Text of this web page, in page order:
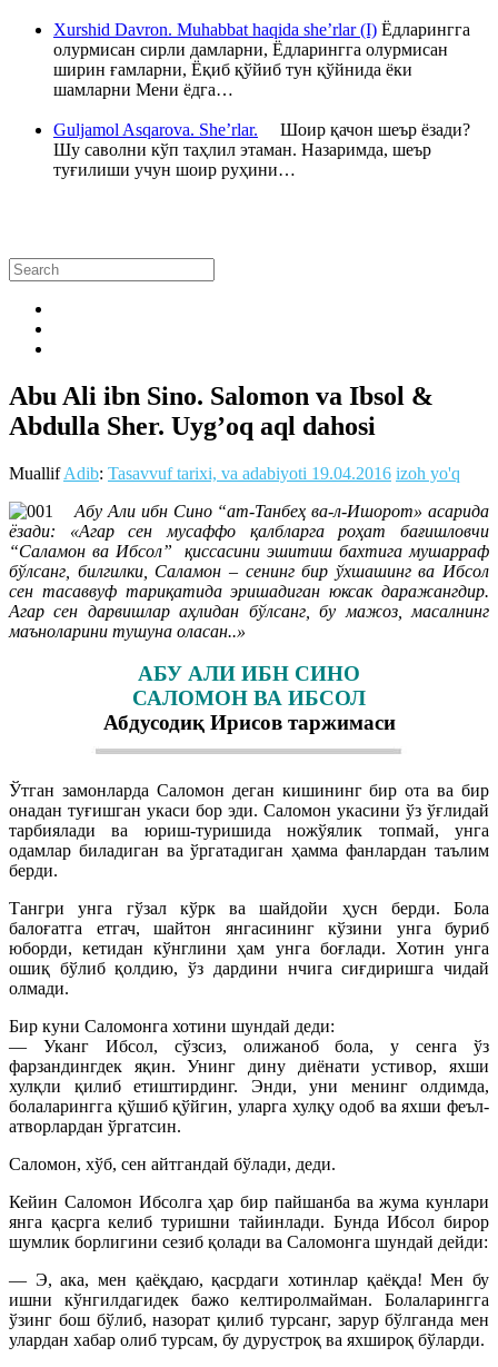
Xurshid Davron. Muhabbat haqida she’rlar (I) Ёдларингга
олурмисан сирли дамларни, Ёдларингга олурмисан
ширин ғамларни, Ёқиб қўйиб тун қўйнида ёки
шамларни Мени ёдга…
Guljamol Asqarova. She’rlar. Шоир қачон шеър ёзади?
Шу саволни кўп таҳлил этаман. Назаримда, шеър
туғилиши учун шоир руҳини…
Abu Ali ibn Sino. Salomon va Ibsol &
Abdulla Sher. Uyg’oq aql dahosi
MuallifAdib: Tasavvuf tarixi, va adabiyoti 19.04.2016 izoh yo'q
Абу Али ибн Сино “ат-Танбеҳ ва-л-Ишорот» асарида
ёзади: «Агар сен мусаффо қалбларга роҳат бағишловчи
“Саламон ва Ибсол” қиссасини эшитиш бахтига мушарраф
бўлсанг, билгилки, Саламон – сенинг бир ўхшашинг ва Ибсол
сен тасаввуф тариқатида эришадиган юксак даражангдир.
Агар сен дарвишлар аҳлидан бўлсанг, бу мажоз, масалнинг
маъноларини тушуна оласан..»
АБУ АЛИ ИБН СИНО
САЛОМОН ВА ИБСОЛ
Абдусодиқ Ирисов таржимаси
Ўтган замонларда Саломон деган кишининг бир ота ва бир
онадан туғишган укаси бор эди. Саломон укасини ўз ўғлидай
тарбиялади ва юриш-туришида ножўялик топмай, унга
одамлар биладиган ва ўргатадиган ҳамма фанлардан таълим
берди.
Тангри унга гўзал кўрк ва шайдойи ҳусн берди. Бола
балоғатга етгач, шайтон янгасининг кўзини унга буриб
юборди, кетидан кўнглини ҳам унга боғлади. Хотин унга
ошиқ бўлиб қолдию, ўз дардини нчига сиғдиришга чидай
олмади.
Бир куни Саломонга хотини шундай деди:
— Уканг Ибсол, сўзсиз, олижаноб бола, у сенга ўз
фарзандингдек яқин. Унинг дину диёнати устивор, яхши
хулқли қилиб етиштирдинг. Энди, уни менинг олдимда,
болаларингга қўшиб қўйгин, уларга хулқу одоб ва яхши феъл-
атворлардан ўргатсин.
Саломон, хўб, сен айтгандай бўлади, деди.
Кейин Саломон Ибсолга ҳар бир пайшанба ва жума кунлари
янга қасрга келиб туришни тайинлади. Бунда Ибсол бирор
шумлик борлигини сезиб қолади ва Саломонга шундай дейди:
— Э, ака, мен қаёқдаю, қасрдаги хотинлар қаёқда! Мен бу
ишни кўнгилдагидек бажо келтиролмайман. Болаларингга
ўзинг бош бўлиб, назорат қилиб турсанг, зарур бўлганда мен
улардан хабар олиб турсам, бу дурустроқ ва яхшироқ бўларди.